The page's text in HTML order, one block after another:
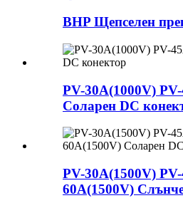
BHP Щепселен
PV-30A(1000V)
Соларен DC
PV-30A(1500V)
60A(1500V)